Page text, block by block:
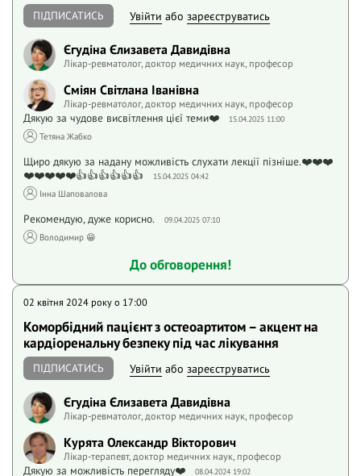
ПІДПИСАТИСЬ Увійти або зареєструватись
Єгудіна Єлизавета Давидівна
Лікар-ревматолог, доктор медичних наук, професор
Сміян Світлана Іванівна
Лікар-ревматолог, доктор медичних наук, професор
Дякую за чудове висвітлення цієї теми❤️ 15.04.2025 11:00
Тетяна Жабко
Щиро дякую за надану можливість слухати лекції пізніше.❤️❤️❤️
❤️❤️❤️❤️❤️👍👍👍👍👍👍
15.04.2025 04:42
Інна Шаповалова
Рекомендую, дуже корисно. 09.04.2025 07:10
Володимир 😁
До обговорення!
02 квітня 2024 року o 17:00
Коморбідний пацієнт з остеоартитом – акцент на
кардіоренальну безпеку під час лікування
ПІДПИСАТИСЬ Увійти або зареєструватись
Єгудіна Єлизавета Давидівна
Лікар-ревматолог, доктор медичних наук, професор
Курята Олександр Вікторович
Лікар-терапевт, доктор медичних наук, професор
Дякую за можливість перегляду❤️ 08.04.2024 19:02